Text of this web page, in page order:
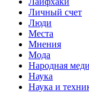
Личный счет
Люди
Места
Мнения
Мода
Народная
Наука
Наука и